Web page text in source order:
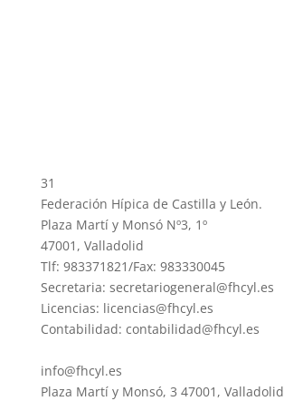
31
Federación Hípica de Castilla y León.
Plaza Martí y Monsó Nº3, 1º
47001, Valladolid
Tlf: 983371821/Fax: 983330045
Secretaria: secretariogeneral@fhcyl.es
Licencias: licencias@fhcyl.es
Contabilidad: contabilidad@fhcyl.es
info@fhcyl.es
Plaza Martí y Monsó, 3 47001, Valladolid